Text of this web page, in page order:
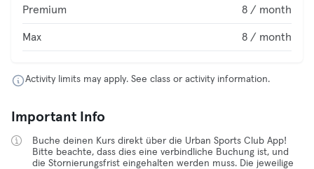
Premium 8 / month
Max 8 / month
Activity limits may apply. See class or activity information.
Important Info
Buche deinen Kurs direkt über die Urban Sports Club App!
Bitte beachte, dass dies eine verbindliche Buchung ist, und
die Stornierungsfrist eingehalten werden muss. Die jeweilige